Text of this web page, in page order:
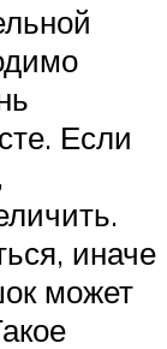
Если
иначе
может